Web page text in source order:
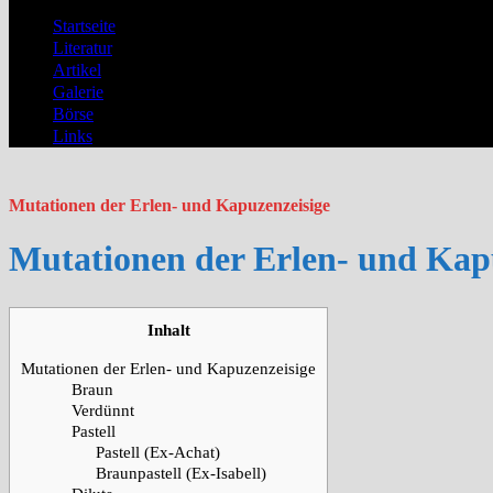
Startseite
Literatur
Artikel
Galerie
Börse
Links
Mutationen der Erlen- und Kapuzenzeisige
Mutationen der Erlen- und
Inhalt
Mutationen der Erlen- und Kapuzenzeisige
Braun
Verdünnt
Pastell
Pastell (Ex-Achat)
Braunpastell (Ex-Isabell)